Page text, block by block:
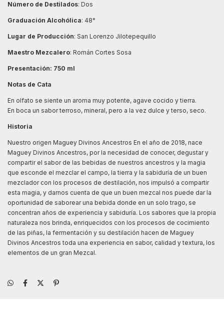
Número de Destilados: Dos
Graduación Alcohólica: 48°
Lugar de Producción: San Lorenzo Jilotepequillo
Maestro Mezcalero: Román Cortes Sosa
Presentación: 750 ml
Notas de Cata
En olfato se siente un aroma muy potente, agave cocido y tierra.
En boca un sabor terroso, mineral, pero a la vez dulce y terso, seco.
Historia
Nuestro origen Maguey Divinos Ancestros En el año de 2018, nace
Maguey Divinos Ancestros, por la necesidad de conocer, degustar y
compartir el sabor de las bebidas de nuestros ancestros y la magia
que esconde el mezclar el campo, la tierra y la sabiduría de un buen
mezclador con los procesos de destilación, nos impulsó a compartir
esta magia, y darnos cuenta de que un buen mezcal nos puede dar la
oportunidad de saborear una bebida donde en un solo trago, se
concentran años de experiencia y sabiduría. Los sabores que la propia
naturaleza nos brinda, enriquecidos con los procesos de cocimiento
de las piñas, la fermentación y su destilación hacen de Maguey
Divinos Ancestros toda una experiencia en sabor, calidad y textura, los
elementos de un gran Mezcal.